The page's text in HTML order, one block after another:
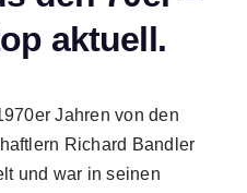
aktuell.
Jahren von den
Richard Bandler
und war in seinen